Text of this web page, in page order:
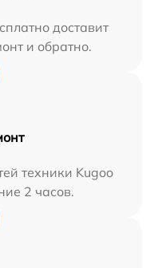
доставит
и обратно.
техники Kugoo
2 часов.